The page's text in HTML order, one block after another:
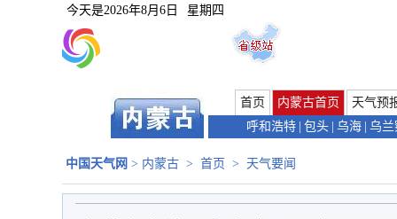
今天是2026年8月6日 星期四
首页 内蒙古首页
天气预
呼和浩特 包头 乌海 乌兰
中国天气网 > 内蒙古 > 首页 > 天气要闻